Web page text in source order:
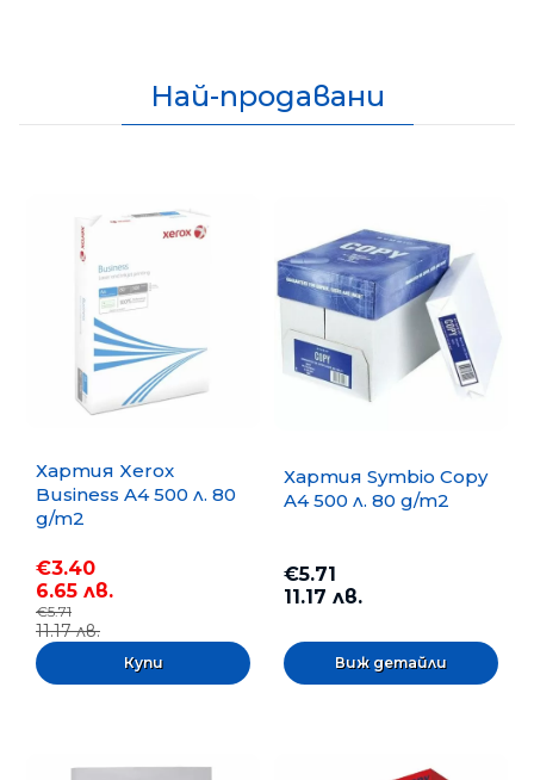
Най-продавани
Хартия Xerox
Business A4 500 л. 80
g/m2
€3.40
6.65 лв.
€5.71
11.17 лв.
Хартия Symbio Copy
A4 500 л. 80 g/m2
€5.71
11.17 лв.
Виж детайли